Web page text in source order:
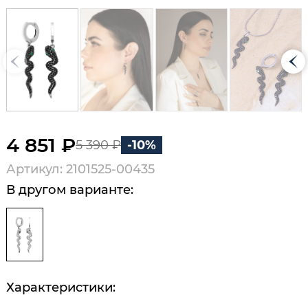
4 851 ₽5 390 ₽ -10%
Артикул: 2101525-00435
В другом варианте:
Характеристики: